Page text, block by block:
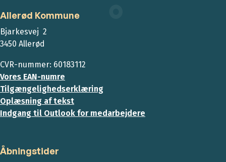
Allerød Kommune
Bjarkesvej 2
3450 Allerød
CVR-nummer: 60183112
Vores EAN-numre
Tilgængelighedserklæring
Oplæsning af tekst
Indgang til Outlook for medarbejdere
Åbningstider